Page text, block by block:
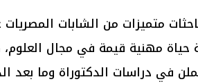
متميزات من الشابات
مهنية قيمة في مجال العلوم،
في دراسات الدكتوراة وما بعد